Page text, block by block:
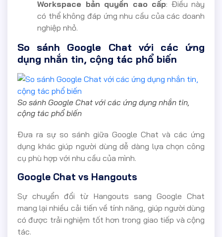
Workspace bản quyền cao cấp: Điều này
có thể không đáp ứng nhu cầu của các doanh
nghiệp nhỏ.
So sánh Google Chat với các ứng
dụng nhắn tin, cộng tác phổ biến
So sánh Google Chat với các ứng dụng nhắn tin,
cộng tác phổ biến
Đưa ra sự so sánh giữa Google Chat và các ứng
dụng khác giúp người dùng dễ dàng lựa chọn công
cụ phù hợp với nhu cầu của mình.
Google Chat vs Hangouts
Sự chuyển đổi từ Hangouts sang Google Chat
mang lại nhiều cải tiến về tính năng, giúp người dùng
có được trải nghiệm tốt hơn trong giao tiếp và cộng
tác.